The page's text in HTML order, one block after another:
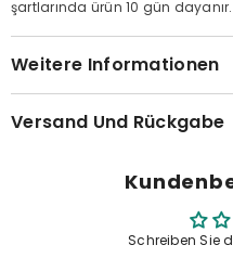
şartlarında ürün 10 gün
Weitere Informationen
Versand Und Rückgabe
Schreiben Sie